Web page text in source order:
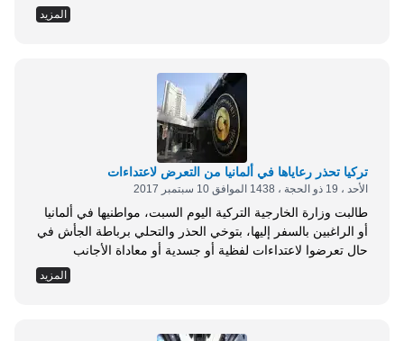
كشف تحقيق أجرته بي بي سي، يعتقد أن 400 طفل على الأقل
مدفونون في قسم من مقبرة سانت ماري في لانارك . ورفضت
المزيد
تركيا تحذر رعاياها في ألمانيا من التعرض لاعتداءات
الأحد ، 19 ذو الحجة ، 1438 الموافق 10 سبتمبر 2017
طالبت وزارة الخارجية التركية اليوم السبت، مواطنيها في ألمانيا
أو الراغبين بالسفر إليها، بتوخي الحذر والتحلي برباطة الجأش في
حال تعرضوا لاعتداءات لفظية أو جسدية أو معاداة الأجانب
والعنصرية . وأوصت الخارجية مواطنيها بالابتعاد عن النقاشاتالمزيد